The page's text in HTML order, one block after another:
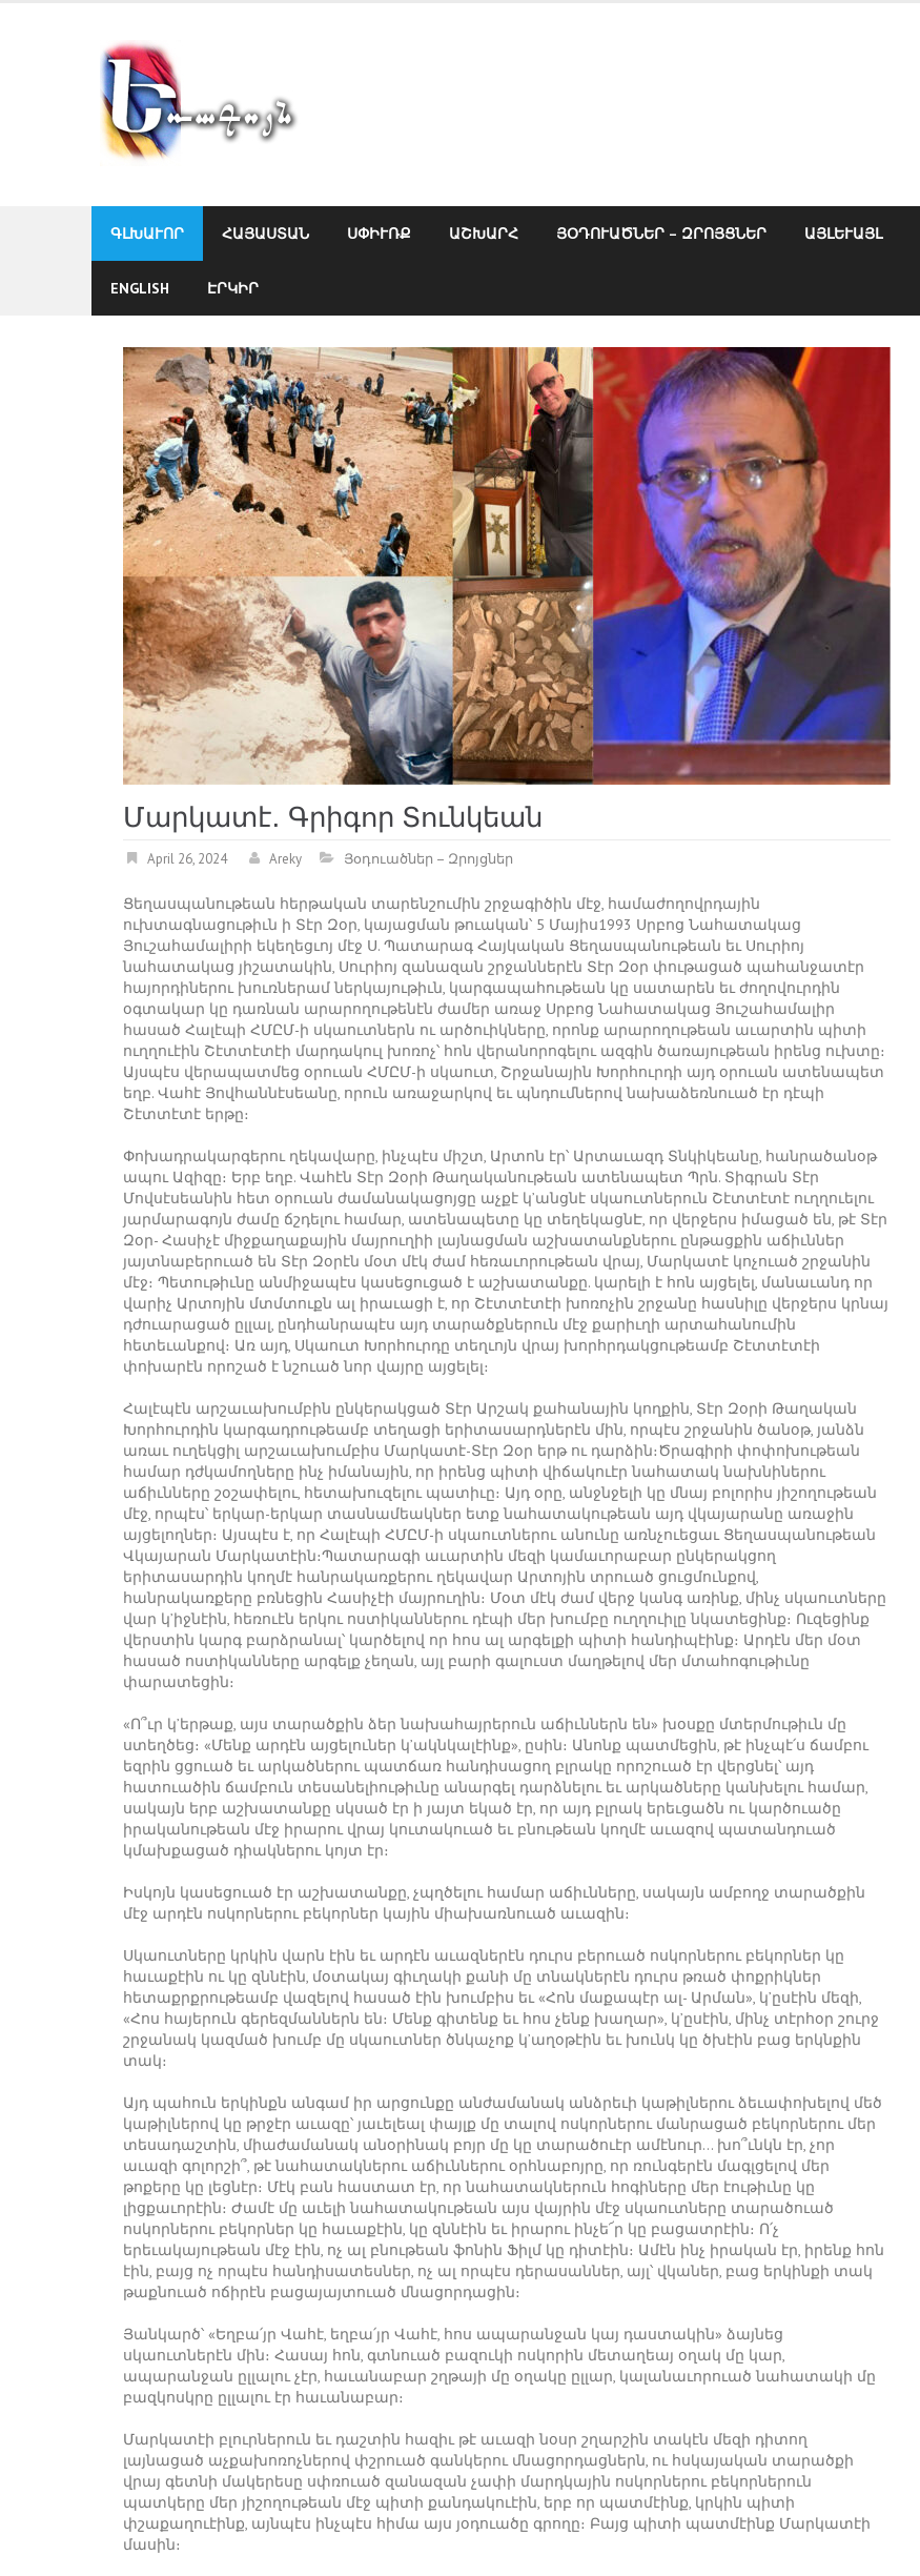
ԳԼԽԱՒՈՐ ՀԱՅԱՍՏԱՆ ՍՓԻՒՌՔ ԱՇԽԱՐՀ ՅՕԴՈՒԱԾՆԵՐ – ԶՐՈՅՑՆԵՐ ԱՅԼԵՒԱՅԼ
ENGLISH ԷՐԿԻՐ
Մարկատէ․ Գրիգոր Տունկեան
April 26, 2024 Areky Յօդուածներ – Զրոյցներ
Ցեղասպանութեան հերթական տարենշումին շրջագիծին մէջ, համաժողովրդային
ուխտագնացութիւն ի Տէր Զօր, կայացման թուական՝ 5 Մայիս1993 Սրբոց Նահատակաց
Յուշահամալիրի եկեղեցւոյ մէջ Ս. Պատարագ Հայկական Ցեղասպանութեան եւ Սուրիոյ
նահատակաց յիշատակին, Սուրիոյ զանազան շրջաններէն Տէր Զօր փութացած պահանջատէր
հայորդիներու խուռներամ ներկայութիւն, կարգապահութեան կը սատարեն եւ ժողովուրդին
օգտակար կը դառնան արարողութենէն ժամեր առաջ Սրբոց Նահատակաց Յուշահամալիր
հասած Հալէպի ՀՄԸՄ-ի սկաուտներն ու արծուիկները, որոնք արարողութեան աւարտին պիտի
ուղղուէին Շէտտէտէի մարդակուլ խոռոչ՝ հոն վերանորոգելու ազգին ծառայութեան իրենց ուխտը։
Այսպէս վերապատմեց օրուան ՀՄԸՄ-ի սկաուտ, Շրջանային Խորհուրդի այդ օրուան ատենապետ
եղբ. Վահէ Յովհաննէսեանը, որուն առաջարկով եւ պնդումներով նախաձեռնուած էր դէպի
Շէտտէտէ երթը։
Փոխադրակարգերու ղեկավարը, ինչպէս միշտ, Արտոն էր՝ Արտաւազդ Տնկիկեանը, հանրածանօթ
ապու Ազիզը։ Երբ եղբ. Վահէն Տէր Զօրի Թաղականութեան ատենապետ Պրն. Տիգրան Տէր
Մովսէսեանին հետ օրուան ժամանակացոյցը աչքէ կ’անցնէ սկաուտներուն Շէտտէտէ ուղղուելու
յարմարագոյն ժամը ճշդելու համար, ատենապետը կը տեղեկացնԷ, որ վերջերս իմացած են, թէ Տէր
Զօր- Հասիչէ միջքաղաքային մայրուղիի լայնացման աշխատանքներու ընթացքին աճիւններ
յայտնաբերուած են Տէր Զօրէն մօտ մէկ ժամ հեռաւորութեան վրայ, Մարկատէ կոչուած շրջանին
մէջ։ Պետութիւնը անմիջապէս կասեցուցած է աշխատանքը. կարելի է հոն այցելել, մանաւանդ որ
վարիչ Արտոյին մտմտուքն ալ իրաւացի է, որ Շէտտէտէի խոռոչին շրջանը հասնիլը վերջերս կրնայ
դժուարացած ըլլալ, ընդհանրապէս այդ տարածքներուն մէջ քարիւղի արտահանումին
հետեւանքով։ Առ այդ, Սկաուտ Խորհուրդը տեղւոյն վրայ խորհրդակցութեամբ Շէտտէտէի
փոխարէն որոշած է նշուած նոր վայրը այցելել։
Հալէպէն արշաւախումբին ընկերակցած Տէր Արշակ քահանային կողքին, Տէր Զօրի Թաղական
Խորհուրդին կարգադրութեամբ տեղացի երիտասարդներէն մին, որպէս շրջանին ծանօթ, յանձն
առաւ ուղեկցիլ արշաւախումբիս Մարկատէ-Տէր Զօր երթ ու դարձին։Ծրագիրի փոփոխութեան
համար դժկամողները ինչ իմանային, որ իրենց պիտի վիճակուէր նահատակ նախնիներու
աճիւնները շօշափելու, հետախուզելու պատիւը։ Այդ օրը, անջնջելի կը մնայ բոլորիս յիշողութեան
մէջ, որպէս՝ երկար-երկար տասնամեակներ ետք նահատակութեան այդ վկայարանը առաջին
այցելողներ։ Այսպէս է, որ Հալէպի ՀՄԸՄ-ի սկաուտներու անունը առնչուեցաւ Ցեղասպանութեան
Վկայարան Մարկատէին։Պատարագի աւարտին մեզի կամաւորաբար ընկերակցող
երիտասարդին կողմէ հանրակառքերու ղեկավար Արտոյին տրուած ցուցմունքով,
հանրակառքերը բռնեցին Հասիչէի մայրուղին։ Մօտ մէկ ժամ վերջ կանգ առինք, մինչ սկաուտները
վար կ’իջնէին, հեռուէն երկու ոստիկաններու դէպի մեր խումբը ուղղուիլը նկատեցինք։ Ուզեցինք
վերստին կարգ բարձրանալ՝ կարծելով որ հոս ալ արգելքի պիտի հանդիպէինք։ Արդէն մեր մօտ
հասած ոստիկանները արգելք չեղան, այլ բարի գալուստ մաղթելով մեր մտահոգութիւնը
փարատեցին։
«Ո՞ւր կ’երթաք, այս տարածքին ձեր նախահայրերուն աճիւններն են» խօսքը մտերմութիւն մը
ստեղծեց։ «Մենք արդէն այցելուներ կ’ակնկալէինք», ըսին։ Անոնք պատմեցին, թէ ինչպէ՛ս ճամբու
եզրին ցցուած եւ արկածներու պատճառ հանդիսացող բլրակը որոշուած էր վերցնել՝ այդ
հատուածին ճամբուն տեսանելիութիւնը անարգել դարձնելու եւ արկածները կանխելու համար,
սակայն երբ աշխատանքը սկսած էր ի յայտ եկած էր, որ այդ բլրակ երեւցածն ու կարծուածը
իրականութեան մէջ իրարու վրայ կուտակուած եւ բնութեան կողմէ աւազով պատանդուած
կմախքացած դիակներու կոյտ էր։
Իսկոյն կասեցուած էր աշխատանքը, չպղծելու համար աճիւնները, սակայն ամբողջ տարածքին
մէջ արդէն ոսկորներու բեկորներ կային միախառնուած աւազին։
Սկաուտները կրկին վարն էին եւ արդէն աւազներէն դուրս բերուած ոսկորներու բեկորներ կը
հաւաքէին ու կը զննէին, մօտակայ գիւղակի քանի մը տնակներէն դուրս թռած փոքրիկներ
հետաքրքրութեամբ վազելով հասած էին խումբիս եւ «Հոն մաքապէր ալ- Արման», կ’ըսէին մեզի,
«Հոս հայերուն գերեզմաններն են։ Մենք գիտենք եւ հոս չենք խաղար», կ’ըսէին, մինչ տէրհօր շուրջ
շրջանակ կազմած խումբ մը սկաուտներ ծնկաչոք կ’աղօթէին եւ խունկ կը ծխէին բաց երկնքին
տակ։
Այդ պահուն երկինքն անգամ իր արցունքը անժամանակ անձրեւի կաթիլներու ձեւափոխելով մեծ
կաթիլներով կը թրջէր աւազը՝ յաւելեալ փայլք մը տալով ոսկորներու մանրացած բեկորներու մեր
տեսադաշտին, միաժամանակ անօրինակ բոյր մը կը տարածուէր ամէնուր… խո՞ւնկն էր, չոր
աւազի գոլորշի՞, թէ նահատակներու աճիւններու օրհնաբոյրը, որ ռունգերէն մագլցելով մեր
թոքերը կը լեցնէր։ Մէկ բան հաստատ էր, որ նահատակներուն հոգիները մեր էութիւնը կը
լիցքաւորէին։ Ժամէ մը աւելի նահատակութեան այս վայրին մէջ սկաուտները տարածուած
ոսկորներու բեկորներ կը հաւաքէին, կը զննէին եւ իրարու ինչե՜ր կը բացատրէին։ Ո՛չ
երեւակայութեան մէջ էին, ոչ ալ բնութեան ֆոնին Ֆիլմ կը դիտէին։ Ամէն ինչ իրական էր, իրենք հոն
էին, բայց ոչ որպէս հանդիսատեսներ, ոչ ալ որպէս դերասաններ, այլ՝ վկաներ, բաց երկինքի տակ
թաքնուած ոճիրէն բացայայտուած մնացորդացին։
Յանկարծ՝ «Եղբա՛յր Վահէ, եղբա՛յր Վահէ, հոս ապարանջան կայ դաստակին» ձայնեց
սկաուտներէն մին։ Հասայ հոն, գտնուած բազուկի ոսկորին մետաղեայ օղակ մը կար,
ապարանջան ըլլալու չէր, հաւանաբար շղթայի մը օղակը ըլլար, կալանաւորուած նահատակի մը
բազկոսկրը ըլլալու էր հաւանաբար։
Մարկատէի բլուրներուն եւ դաշտին հազիւ թէ աւազի նօսր շղարշին տակէն մեզի դիտող
լայնացած աչքախոռոչներով փշրուած գանկերու մնացորդացներն, ու հսկայական տարածքի
վրայ գետնի մակերեսը սփռուած զանազան չափի մարդկային ոսկորներու բեկորներուն
պատկերը մեր յիշողութեան մէջ պիտի քանդակուէին, երբ որ պատմէինք, կրկին պիտի
փշաքաղուէինք, այնպէս ինչպէս հիմա այս յօդուածը գրողը։ Բայց պիտի պատմէինք Մարկատէի
մասին։